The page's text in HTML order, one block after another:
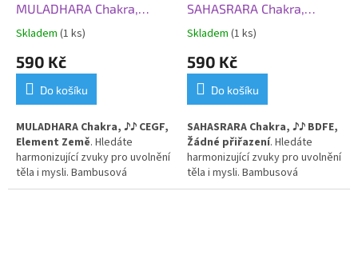
MULADHARA Chakra,
bambus, ♪♪ CEGF, Země
Skladem (1 ks)
590 Kč
Do košíku
MULADHARA Chakra, ♪♪ CEGF,
Element Země. Hledáte
harmonizující zvuky pro uvolnění
těla i mysli. Bambusová
zvonkohra doladí vaši jógovou
SAHASRARA Chakra,
bambus, ♪♪ BDFE, Bez
přiřazení
Skladem (1 ks)
590 Kč
Do košíku
SAHASRARA Chakra, ♪♪ BDFE,
Žádné přiřazení. Hledáte
harmonizující zvuky pro uvolnění
těla i mysli. Bambusová
zvonkohra doladí vaši jógovou